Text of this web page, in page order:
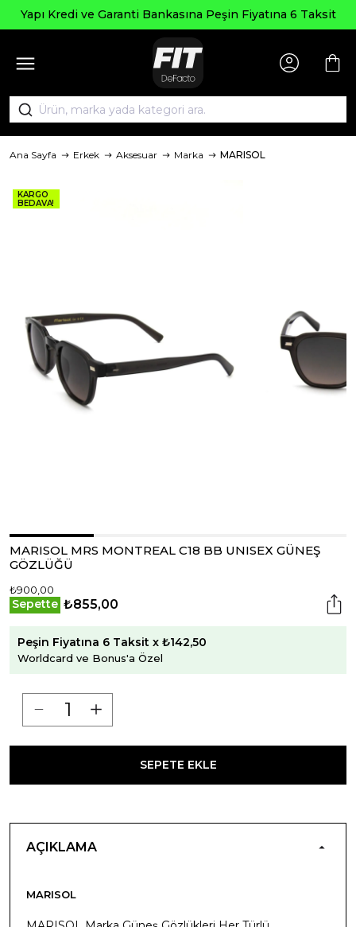
ve Garanti Bankasına Peşin Fiyatına 6 Taksit
Ana Sayfa Erkek Aksesuar Marka MARISOL
KARGO
BEDAVA!
MARISOL MRS MONTREAL C18 BB UNISEX GÜNEŞ
GÖZLÜĞÜ
₺900,00
Sepette ₺855,00
Peşin Fiyatına 6 Taksit x ₺142,50
Worldcard ve Bonus'a Özel
SEPETE EKLE
AÇIKLAMA
MARISOL